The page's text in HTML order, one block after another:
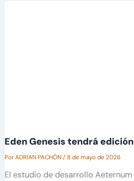
Eden Genesis tendrá
PorADRIAN PACHÓN/8 de mayo de 2026
El estudio de desarrollo